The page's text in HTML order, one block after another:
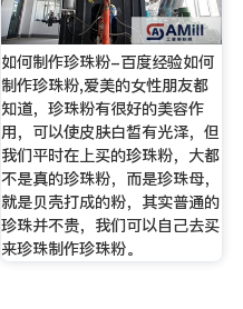
如何制作珍珠粉-百度经验如何
制作珍珠粉,爱美的女性朋友都
知道，珍珠粉有很好的美容作
用，可以使皮肤白皙有光泽，但
我们平时在上买的珍珠粉，大都
不是真的珍珠粉，而是珍珠母，
就是贝壳打成的粉，其实普通的
珍珠并不贵，我们可以自己去买
来珍珠制作珍珠粉。